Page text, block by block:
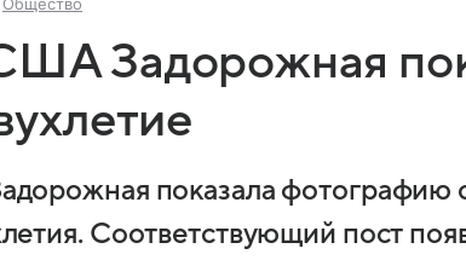
Задорожная
показала фотографию
Соответствующий пост